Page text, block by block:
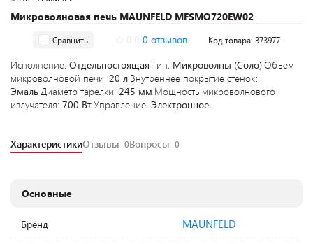
Микроволновая печь MAUNFELD MFSMO720EW02
Сравнить 0 отзывов Код товара: 373977
Исполнение: Отдельностоящая Тип: Микроволны (Соло)Объем
микроволновой печи: 20 л Внутреннее покрытие стенок:
ЭмальДиаметр тарелки: 245 мм Мощность микроволнового
излучателя: 700 ВтУправление: Электронное
ХарактеристикиОтзывы 0Вопросы 0
Основные
Бренд MAUNFELD